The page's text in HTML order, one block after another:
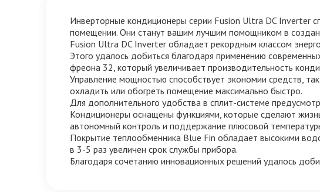
Инверторные кондиционеры серии Fusion Ultra DC Inverter
помещении. Они станут вашим лучшим помощником в
Fusion Ultra DC Inverter обладает рекордным классом
Этого удалось добиться благодаря применению
фреона 32, который увеличивает производительность
Управление мощностью способствует экономии средств,
охладить или обогреть помещение максимально быстро.
Для дополнительного удобства в сплит-системе
Кондиционеры оснащены функциями, которые сделают
автономный контроль и поддержание плюсовой
Покрытие теплообменника Blue Fin обладает высокими
в 3-5 раз увеличен срок службы прибора.
Благодаря сочетанию инновационных решений удалось